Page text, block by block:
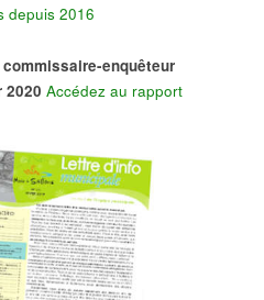
depuis 2016
commissaire-enquêteur
2020 Accédez au rapport